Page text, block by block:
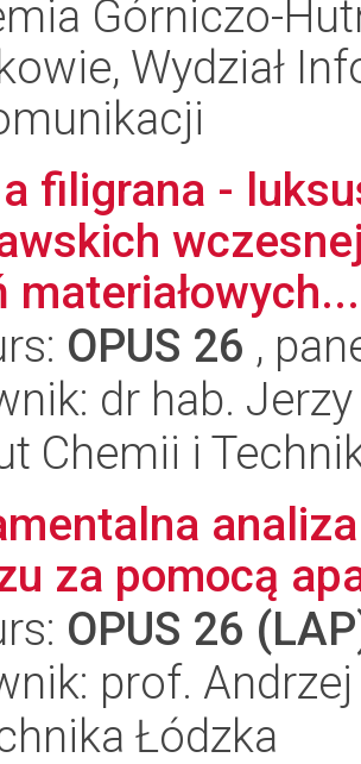
Górniczo-
Wydział
filigrana -
materiałowych...
OPUS 26 ,
dr hab.
Chemii i
za pomocą
OPUS 26
prof.
Łódzka